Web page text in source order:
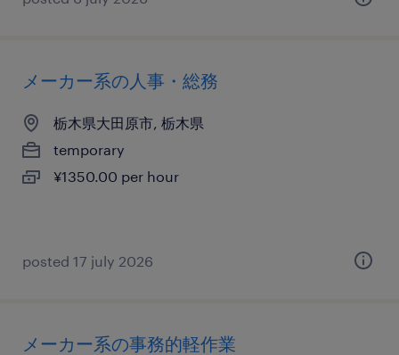
メーカー系の人事・総務
栃木県大田原市, 栃木県
temporary
¥1350.00 per hour
posted 17 july 2026
メーカー系の事務的軽作業